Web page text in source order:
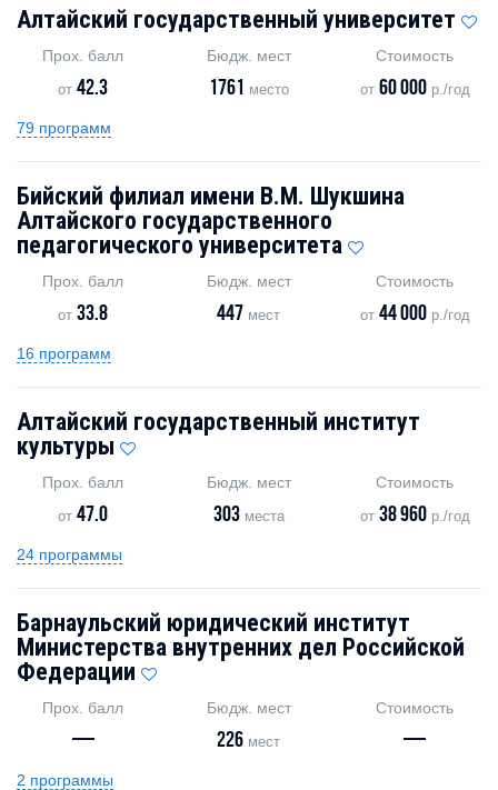
Алтайский государственный университет
Прох. балл
от42.3
Бюдж. мест
1761 место
Стоимость
от 60 000р./год
79 программ
Бийский филиал имени В.М. Шукшина
Алтайского государственного
педагогического университета
Прох. балл
от33.8
Бюдж. мест
447 мест
Стоимость
от 44 000р./год
16 программ
Алтайский государственный институт
культуры
Прох. балл
от47.0
Бюдж. мест
303места
Стоимость
от 38 960р./год
24 программы
Барнаульский юридический институт
Министерства внутренних дел Российской
Федерации
Прох. балл
—
Бюдж. мест
226 мест
Стоимость
—
2 программы